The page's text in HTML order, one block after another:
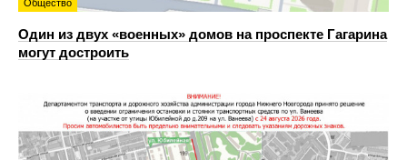
Общество
Один из двух «военных» домов на проспекте Гагарина
могут достроить